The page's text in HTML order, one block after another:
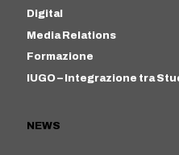
Digital
Media Relations
Formazione
IUGO – Integrazione tra
NEWS